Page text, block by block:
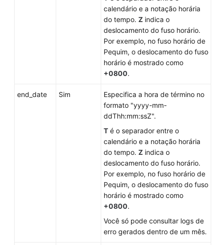
de
calendário e a notação horária
do tempo. Z indica o
deslocamento do fuso horário.
Por exemplo, no fuso horário de
Pequim, o deslocamento do fuso
horário é mostrado como
+0800.
end_date Sim
Especifica a hora de término no
formato "yyyy-mm-
ddThh:mm:ssZ".
T é o separador entre o
calendário e a notação horária
do tempo. Z indica o
deslocamento do fuso horário.
Por exemplo, no fuso horário de
Pequim, o deslocamento do fuso
horário é mostrado como
+0800.
Você só pode consultar logs de
erro gerados dentro de um mês.